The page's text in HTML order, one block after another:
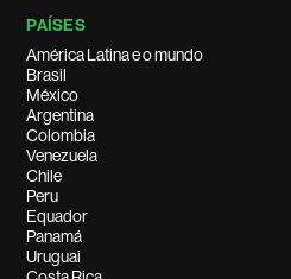
PAÍSES
América Latina e o mundo
Brasil
México
Argentina
Colombia
Venezuela
Chile
Peru
Equador
Panamá
Uruguai